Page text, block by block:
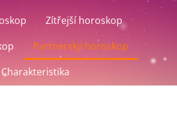
Zítřejší horoskop
Partnerský horoskop
Charakteristika